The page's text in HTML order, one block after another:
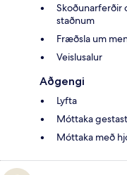
Skoðunarferðir
staðnum
Fræðsla um
Veislusalur
Aðgengi
Lyfta
Móttaka
Móttaka með